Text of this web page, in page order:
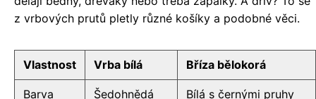
z vrbových prutů pletly různé košíky a podobné věci.
Vlastnost Vrba bílá Bříza bělokorá
Barva Šedohnědá Bílá s černými pruhy